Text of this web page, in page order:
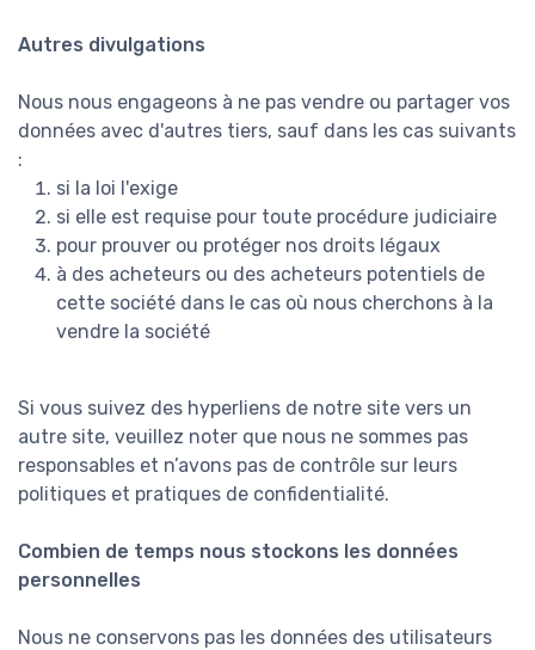
Autres divulgations
Nous nous engageons à ne pas vendre ou partager vos
données avec d'autres tiers, sauf dans les cas suivants
:
si la loi l'exige
si elle est requise pour toute procédure judiciaire
pour prouver ou protéger nos droits légaux
à des acheteurs ou des acheteurs potentiels de
cette société dans le cas où nous cherchons à la
vendre la société
Si vous suivez des hyperliens de notre site vers un
autre site, veuillez noter que nous ne sommes pas
responsables et n’avons pas de contrôle sur leurs
politiques et pratiques de confidentialité.
Combien de temps nous stockons les données
personnelles
Nous ne conservons pas les données des utilisateurs